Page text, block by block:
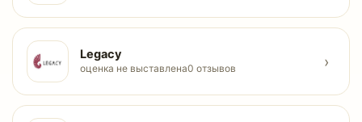
Legacy
оценка не выставлена0 отзывов ›